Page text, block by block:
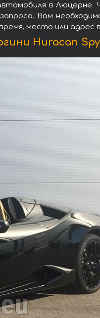
в Люцерне.
Вам
место или адрес
Huracan